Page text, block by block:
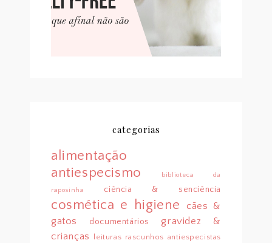
categorias
alimentação
antiespecismo
biblioteca da
raposinha ciência & senciência
cosmética e higiene
cães &
gatos
documentários
gravidez &
crianças
leituras rascunhos antiespecistas